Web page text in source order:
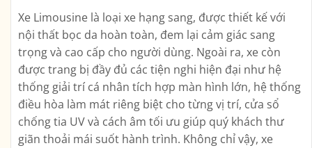
Xe Limousine là loại xe hạng sang, được thiết kế với
nội thất bọc da hoàn toàn, đem lại cảm giác sang
trọng và cao cấp cho người dùng. Ngoài ra, xe còn
được trang bị đầy đủ các tiện nghi hiện đại như hệ
thống giải trí cá nhân tích hợp màn hình lớn, hệ thống
điều hòa làm mát riêng biệt cho từng vị trí, cửa sổ
chống tia UV và cách âm tối ưu giúp quý khách thư
giãn thoải mái suốt hành trình. Không chỉ vậy, xe